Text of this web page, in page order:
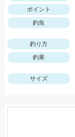
ポイント
釣魚
釣り方
釣果
サイズ